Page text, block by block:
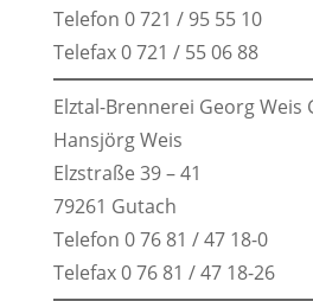
Telefon 0 721 / 95 55 10
Telefax 0 721 / 55 06 88
Elztal-Brennerei Georg Weis
Hansjörg Weis
Elzstraße 39 – 41
79261 Gutach
Telefon 0 76 81 / 47 18-0
Telefax 0 76 81 / 47 18-26